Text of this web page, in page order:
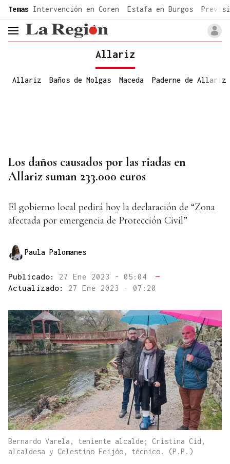
common.go-to-content
Temas Intervención en Coren Estafa en Burgos
header.menu.open
Allariz
Allariz Baños de Molgas Maceda Paderne de Allariz
Los daños causados por las riadas en
Allariz suman 233.000 euros
El gobierno local pedirá hoy la declaración de “Zona
afectada por emergencia de Protección Civil”
Paula Palomanes
Publicado: 27 Ene 2023 - 05:04
—
Actualizado: 27 Ene 2023 - 07:20
Bernardo Varela, teniente alcalde; Cristina Cid,
alcaldesa y Celestino Feijóo, técnico. (P.P.)